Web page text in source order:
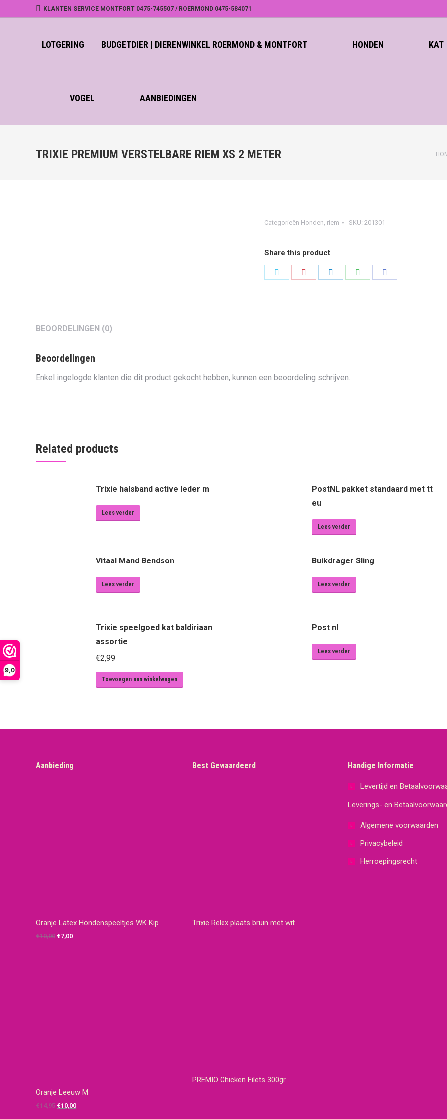
9,0
KLANTEN SERVICE MONTFORT 0475-745507 / ROERMOND 0475-584071
LOTGERING BUDGETDIER | DIERENWINKEL ROERMOND & MONTFORT HONDEN KAT
VOGEL AANBIEDINGEN
TRIXIE PREMIUM VERSTELBARE RIEM XS 2 METER
Categorieën Honden, riem SKU: 201301
Share this product
BEOORDELINGEN (0)
Beoordelingen
Enkel ingelogde klanten die dit product gekocht hebben, kunnen een beoordeling schrijven.
Related products
Trixie halsband active leder m
Lees verder
PostNL pakket standaard met tt
eu
Lees verder
Vitaal Mand Bendson
Lees verder
Buikdrager Sling
Lees verder
Trixie speelgoed kat baldiriaan
assortie
€2,99
Toevoegen aan winkelwagen
Post nl
Lees verder
Aanbieding
Oranje Latex Hondenspeeltjes WK Kip
€10,00 Oorspronkelijke
€7,00Huidige
Oranje Leeuw M
€14,95 Oorspronkelijke
€10,00Huidige
Best Gewaardeerd
Trixie Relex plaats bruin met wit
PREMIO Chicken Filets 300gr
Handige Informatie
Levertijd en
Leverings- en
Algemene voorwaarden
Privacybeleid
Herroepingsrecht